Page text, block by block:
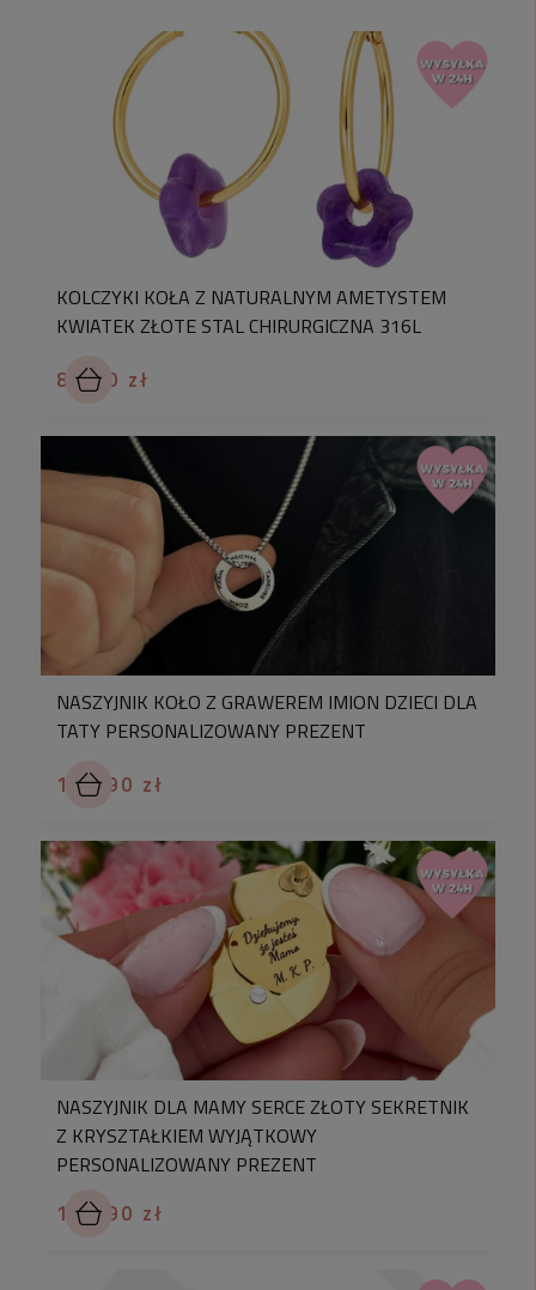
KOLCZYKI KOŁA Z NATURALNYM AMETYSTEM
KWIATEK ZŁOTE STAL CHIRURGICZNA 316L
89,90 zł
NASZYJNIK KOŁO Z GRAWEREM IMION DZIECI DLA
TATY PERSONALIZOWANY PREZENT
129,90 zł
NASZYJNIK DLA MAMY SERCE ZŁOTY SEKRETNIK
Z KRYSZTAŁKIEM WYJĄTKOWY
PERSONALIZOWANY PREZENT
139,90 zł